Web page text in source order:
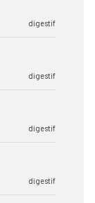
digestif
digestif
digestif
digestif